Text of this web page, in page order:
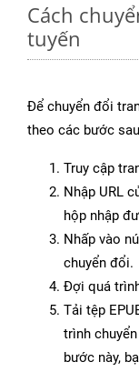
Cách
tuyến
Để chuyển đổi
theo các bước
Truy cập
Nhập URL
hộp nhập
Nhấp vào
chuyển đổi.
Đợi quá
Tải tệp
trình
bước này,